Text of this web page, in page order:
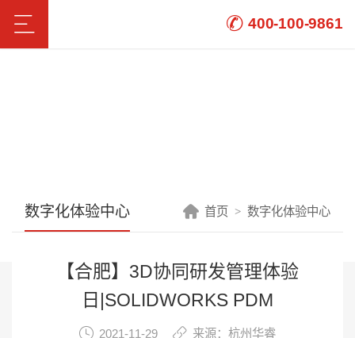
400-100-9861
数字化体验中心 首页 数字化体验中心
【合肥】3D协同研发管理体验
日|SOLIDWORKS PDM
2021-11-29
来源：杭州华睿